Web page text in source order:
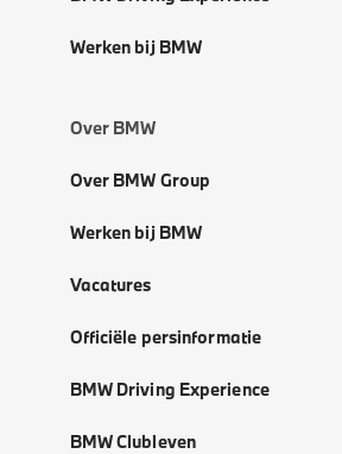
Werken bij BMW
Over BMW
Over BMW Group
Werken bij BMW
Vacatures
Officiële persinformatie
BMW Driving Experience
BMW Clubleven